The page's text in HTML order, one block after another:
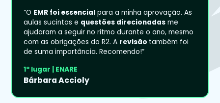
“O EMR foi essencial para a minha aprovação. As
aulas sucintas e questões direcionadas me
ajudaram a seguir no ritmo durante o ano, mesmo
com as obrigações do R2. A revisão também foi
de suma importância. Recomendo!”
1º lugar | ENARE
Bárbara Accioly